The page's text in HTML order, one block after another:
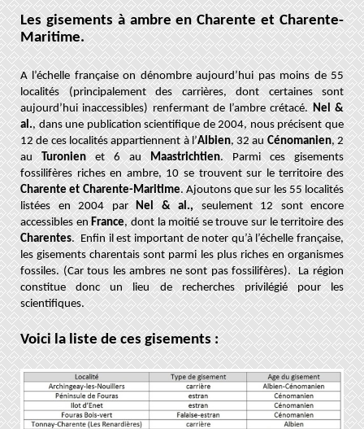
Les gisements à ambre en Charente et Charente-
Maritime.
A l’échelle française on dénombre aujourd’hui pas moins de 55
localités (principalement des carrières, dont certaines sont
aujourd’hui inaccessibles) renfermant de l’ambre crétacé. Nel &
al., dans une publication scientifique de 2004, nous précisent que
12 de ces localités appartiennent à l’Albien, 32 au Cénomanien, 2
au
Turonien et 6 au Maastrichtien. Parmi ces gisements
fossilifères riches en ambre, 10 se trouvent sur le territoire des
Charente et Charente-Maritime. Ajoutons que sur les 55 localités
listées en 2004 par
Nel & al.,
seulement 12 sont encore
accessibles en France, dont la moitié se trouve sur le territoire des
Charentes. Enfin il est important de noter qu’à l’échelle française,
les gisements charentais sont parmi les plus riches en organismes
fossiles. (Car tous les ambres ne sont pas fossilifères). La région
constitue donc un lieu de recherches privilégié pour les
scientifiques.
Voici la liste de ces gisements :